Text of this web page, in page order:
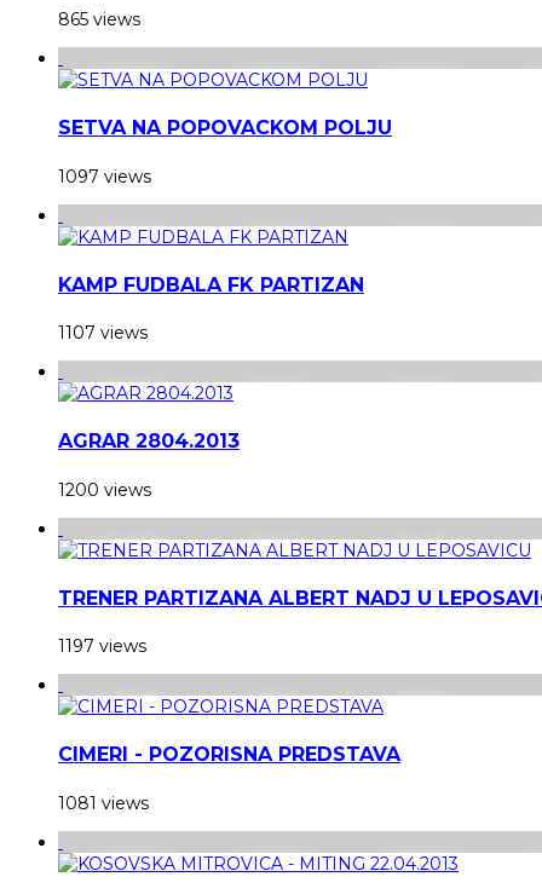
865 views
SETVA NA POPOVACKOM POLJU
1097 views
KAMP FUDBALA FK PARTIZAN
1107 views
AGRAR 2804.2013
1200 views
TRENER PARTIZANA ALBERT NADJ U
1197 views
CIMERI - POZORISNA PREDSTAVA
1081 views